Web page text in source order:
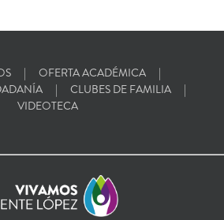
OFERTA ACADÉMICA
CLUBES DE FAMILIA
VIDEOTECA